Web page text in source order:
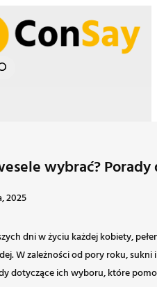
wybrać?
2025
dni w życiu każdej kobiety,
W zależności od pory roku,
dotyczące ich wyboru, które